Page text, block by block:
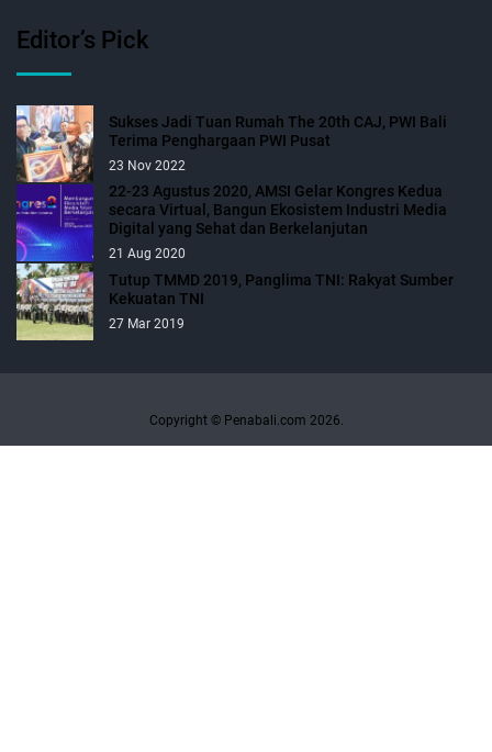
Editor’s Pick
Sukses Jadi Tuan Rumah The 20th CAJ, PWI Bali
Terima Penghargaan PWI Pusat
23 Nov 2022
22-23 Agustus 2020, AMSI Gelar Kongres Kedua
secara Virtual, Bangun Ekosistem Industri Media
Digital yang Sehat dan Berkelanjutan
21 Aug 2020
Tutup TMMD 2019, Panglima TNI: Rakyat Sumber
Kekuatan TNI
27 Mar 2019
Copyright © Penabali.com 2026.